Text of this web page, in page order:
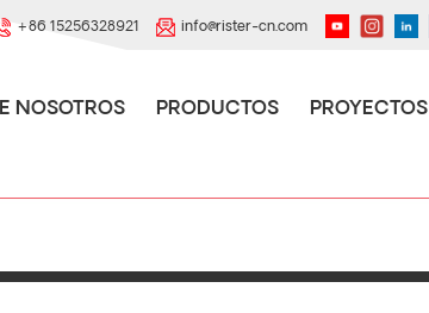
+86 15256328921 info@rister-cn.com
NOSOTROS PRODUCTOS PROYECTOS